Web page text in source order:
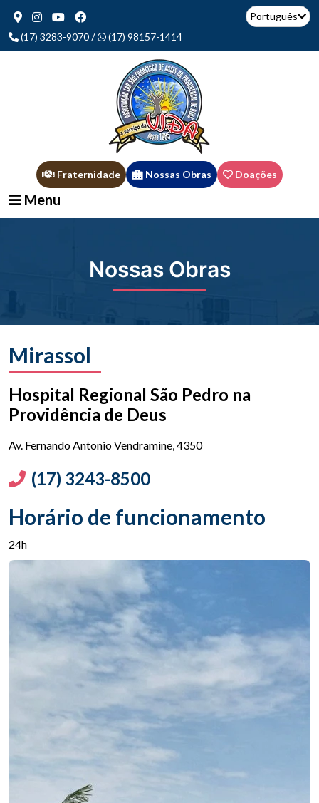
Português
(17) 3283-9070 / (17) 98157-1414
Fraternidade Nossas Obras Doações
Menu
Nossas Obras
Mirassol
Hospital Regional São Pedro na
Providência de Deus
Av. Fernando Antonio Vendramine, 4350
(17) 3243-8500
Horário de funcionamento
24h